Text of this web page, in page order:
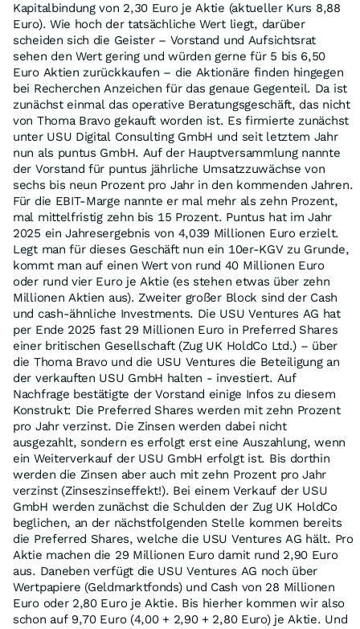
Kapitalbindung von 2,30 Euro je Aktie (aktueller Kurs 8,88
Euro). Wie hoch der tatsächliche Wert liegt, darüber
scheiden sich die Geister – Vorstand und Aufsichtsrat
sehen den Wert gering und würden gerne für 5 bis 6,50
Euro Aktien zurückkaufen – die Aktionäre finden hingegen
bei Recherchen Anzeichen für das genaue Gegenteil. Da ist
zunächst einmal das operative Beratungsgeschäft, das nicht
von Thoma Bravo gekauft worden ist. Es firmierte zunächst
unter USU Digital Consulting GmbH und seit letztem Jahr
nun als puntus GmbH. Auf der Hauptversammlung nannte
der Vorstand für puntus jährliche Umsatzzuwächse von
sechs bis neun Prozent pro Jahr in den kommenden Jahren.
Für die EBIT-Marge nannte er mal mehr als zehn Prozent,
mal mittelfristig zehn bis 15 Prozent. Puntus hat im Jahr
2025 ein Jahresergebnis von 4,039 Millionen Euro erzielt.
Legt man für dieses Geschäft nun ein 10er-KGV zu Grunde,
kommt man auf einen Wert von rund 40 Millionen Euro
oder rund vier Euro je Aktie (es stehen etwas über zehn
Millionen Aktien aus). Zweiter großer Block sind der Cash
und cash-ähnliche Investments. Die USU Ventures AG hat
per Ende 2025 fast 29 Millionen Euro in Preferred Shares
einer britischen Gesellschaft (Zug UK HoldCo Ltd.) – über
die Thoma Bravo und die USU Ventures die Beteiligung an
der verkauften USU GmbH halten - investiert. Auf
Nachfrage bestätigte der Vorstand einige Infos zu diesem
Konstrukt: Die Preferred Shares werden mit zehn Prozent
pro Jahr verzinst. Die Zinsen werden dabei nicht
ausgezahlt, sondern es erfolgt erst eine Auszahlung, wenn
ein Weiterverkauf der USU GmbH erfolgt ist. Bis dorthin
werden die Zinsen aber auch mit zehn Prozent pro Jahr
verzinst (Zinseszinseffekt!). Bei einem Verkauf der USU
GmbH werden zunächst die Schulden der Zug UK HoldCo
beglichen, an der nächstfolgenden Stelle kommen bereits
die Preferred Shares, welche die USU Ventures AG hält. Pro
Aktie machen die 29 Millionen Euro damit rund 2,90 Euro
aus. Daneben verfügt die USU Ventures AG noch über
Wertpapiere (Geldmarktfonds) und Cash von 28 Millionen
Euro oder 2,80 Euro je Aktie. Bis hierher kommen wir also
schon auf 9,70 Euro (4,00 + 2,90 + 2,80 Euro) je Aktie. Und